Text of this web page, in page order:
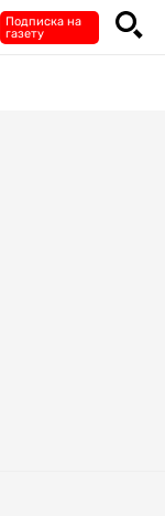
Подписка на
газету